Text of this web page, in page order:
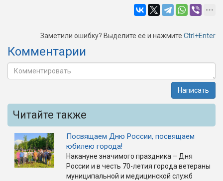
Заметили ошибку? Выделите её и нажмите Ctrl+Enter
Комментарии
Написать
Читайте также
Посвящаем Дню России, посвящаем
юбилею города!
Накануне значимого праздника – Дня
России и в честь 70-летия города ветераны
муниципальной и медицинской служб